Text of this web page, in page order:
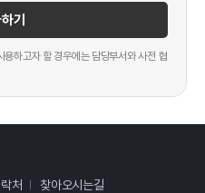
기
하고자 할 경우에는 담당부서와 사전 협
처 찾아오시는길